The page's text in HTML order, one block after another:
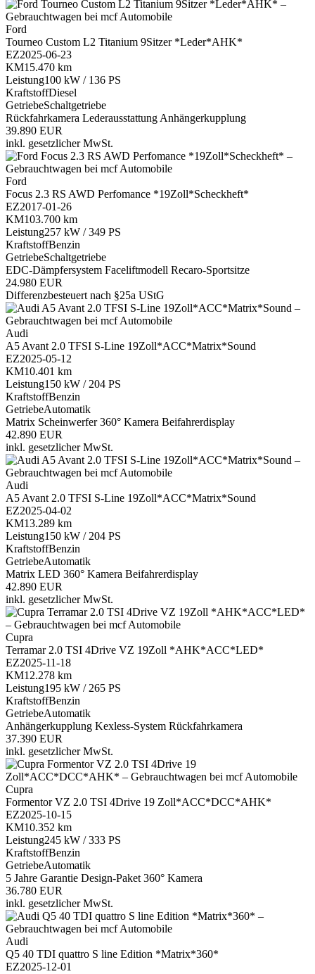
Ford
Tourneo Custom L2 Titanium 9Sitzer *Leder*AHK*
EZ2025-06-23
KM15.470 km
Leistung100 kW / 136 PS
KraftstoffDiesel
GetriebeSchaltgetriebe
Rückfahrkamera Lederausstattung Anhängerkupplung
39.890 EUR
inkl. gesetzlicher MwSt.
Ford
Focus 2.3 RS AWD Perfomance *19Zoll*Scheckheft*
EZ2017-01-26
KM103.700 km
Leistung257 kW / 349 PS
KraftstoffBenzin
GetriebeSchaltgetriebe
EDC-Dämpfersystem Faceliftmodell Recaro-Sportsitze
24.980 EUR
Differenzbesteuert nach §25a UStG
Audi
A5 Avant 2.0 TFSI S-Line 19Zoll*ACC*Matrix*Sound
EZ2025-05-12
KM10.401 km
Leistung150 kW / 204 PS
KraftstoffBenzin
GetriebeAutomatik
Matrix Scheinwerfer 360° Kamera Beifahrerdisplay
42.890 EUR
inkl. gesetzlicher MwSt.
Audi
A5 Avant 2.0 TFSI S-Line 19Zoll*ACC*Matrix*Sound
EZ2025-04-02
KM13.289 km
Leistung150 kW / 204 PS
KraftstoffBenzin
GetriebeAutomatik
Matrix LED 360° Kamera Beifahrerdisplay
42.890 EUR
inkl. gesetzlicher MwSt.
Cupra
Terramar 2.0 TSI 4Drive VZ 19Zoll *AHK*ACC*LED*
EZ2025-11-18
KM12.278 km
Leistung195 kW / 265 PS
KraftstoffBenzin
GetriebeAutomatik
Anhängerkupplung Kexless-System Rückfahrkamera
37.390 EUR
inkl. gesetzlicher MwSt.
Cupra
Formentor VZ 2.0 TSI 4Drive 19 Zoll*ACC*DCC*AHK*
EZ2025-10-15
KM10.352 km
Leistung245 kW / 333 PS
KraftstoffBenzin
GetriebeAutomatik
5 Jahre Garantie Design-Paket 360° Kamera
36.780 EUR
inkl. gesetzlicher MwSt.
Audi
Q5 40 TDI quattro S line Edition *Matrix*360*
EZ2025-12-01